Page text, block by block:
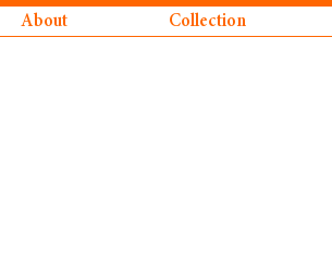
About Collection